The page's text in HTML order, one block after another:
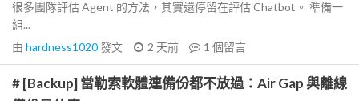
很多團隊評估 Agent 的方法，其實還停留在評估 Chatbot。 準備一
組...
由 hardness1020發文 2 天前 1 個留言
# [Backup] 當勒索軟體連備份都不放過：Air Gap 與離線